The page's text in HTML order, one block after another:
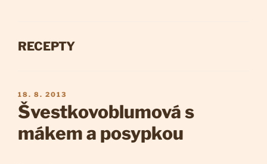
RUBRIKY
RECEPTY
PUBLIKOVÁNO
18. 8. 2013
Švestkovoblumová s
mákem a posypkou